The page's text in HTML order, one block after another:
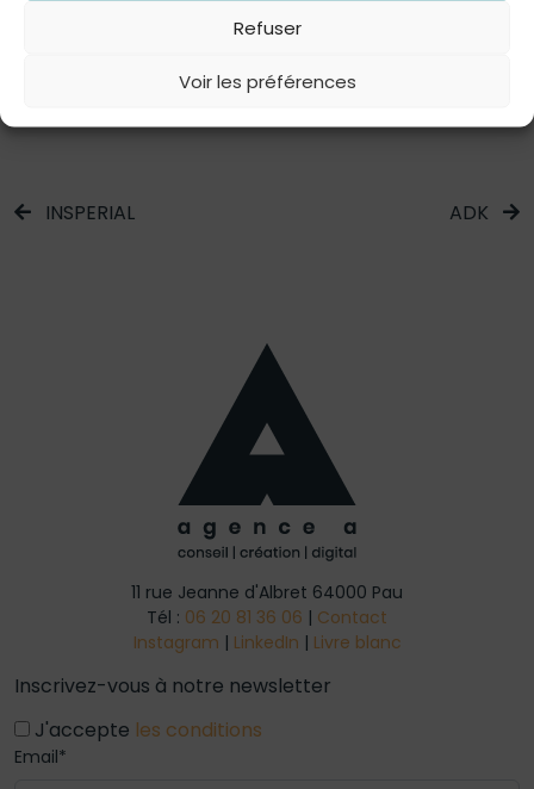
Refuser
Voir les préférences
Aujourd’hui l’accompagnement suit un
différents besoins.
INSPERIAL ADK
11 rue Jeanne d'Albret 64000 Pau
Tél : 06 20 81 36 06 | Contact
Instagram | LinkedIn | Livre blanc
Inscrivez-vous à notre newsletter
J'accepte les conditions
Email*